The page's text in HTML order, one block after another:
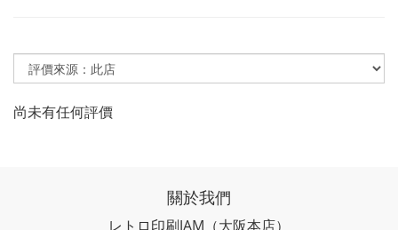
尚未有任何評價
關於我們
レトロ印刷JAM （大阪本店）